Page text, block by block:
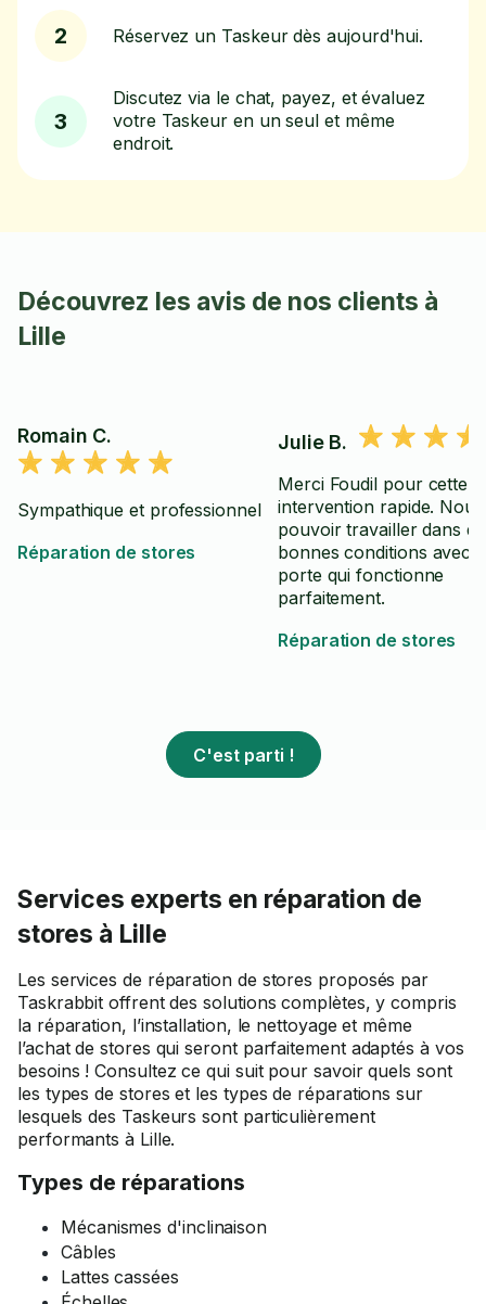
2 Réservez un Taskeur dès aujourd'hui.
3
Discutez via le chat, payez, et évaluez
votre Taskeur en un seul et même
endroit.
Découvrez les avis de nos clients à
Lille
Romain C.
Sympathique et professionnel
Réparation de stores
Julie B.
Merci Foudil pour cette
intervention rapide.
pouvoir travailler dans de
bonnes conditions avec
porte qui fonctionne
parfaitement.
Réparation de stores
C'est parti !
Services experts en réparation de
stores à Lille
Les services de réparation de stores proposés par
Taskrabbit offrent des solutions complètes, y compris
la réparation, l’installation, le nettoyage et même
l’achat de stores qui seront parfaitement adaptés à vos
besoins ! Consultez ce qui suit pour savoir quels sont
les types de stores et les types de réparations sur
lesquels des Taskeurs sont particulièrement
performants à Lille.
Types de réparations
Mécanismes d'inclinaison
Câbles
Lattes cassées